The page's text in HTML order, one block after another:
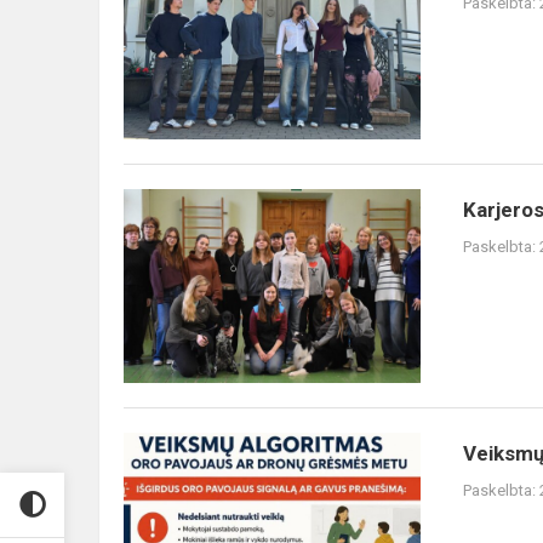
Atminimo
programų
skyriaus
organizuotas
edukacini...
Karjeros
renginys
„Level
Up!
Jaunimo
galimybių
erdvė“
Paskelbta:
Veiksmų
algoritmas
oro
pavojaus
Paskelbta: